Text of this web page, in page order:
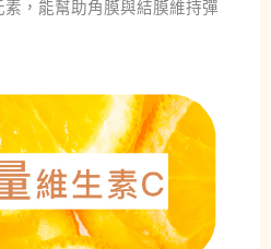
，能幫助角膜與結膜維持彈